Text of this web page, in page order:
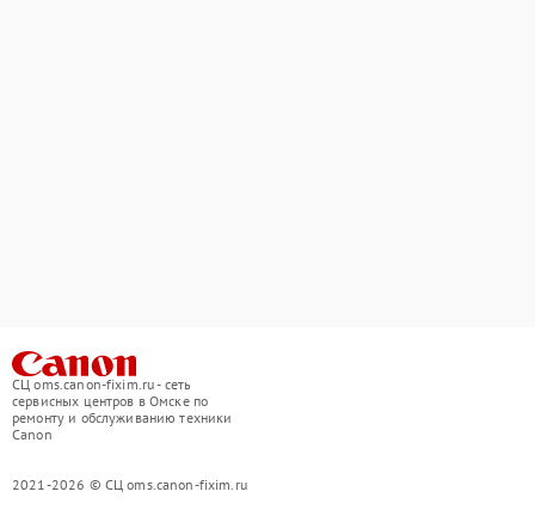
СЦ oms.canon-fixim.ru - сеть
сервисных центров в Омске по
ремонту и обслуживанию техники
Canon
2021-2026 © СЦ oms.canon-fixim.ru